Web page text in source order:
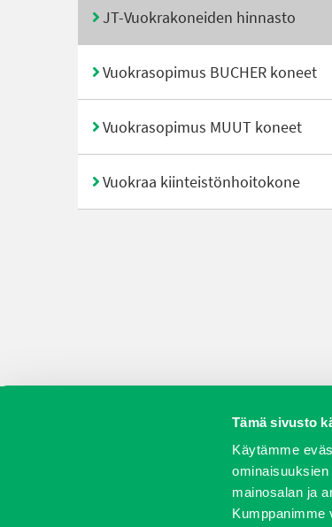
Tämä sivusto
Käytämme
mainosalan ja
Kumppanimme
JT-Vuokrakoneiden hinnasto
Vuokrasopimus BUCHER koneet
Vuokrasopimus MUUT koneet
Vuokraa kiinteistönhoitokone
Vaihtokoneet Kalusteet